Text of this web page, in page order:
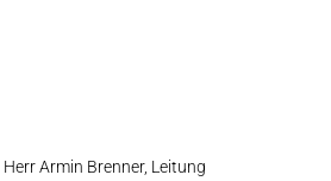
Herr Armin Brenner, Leitung